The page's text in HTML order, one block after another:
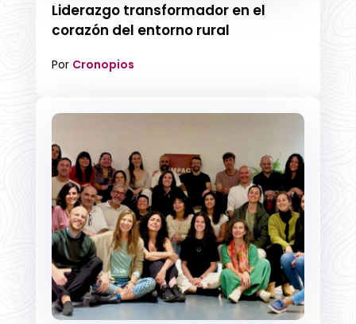
Liderazgo transformador en el
corazón del entorno rural
Por Cronopios